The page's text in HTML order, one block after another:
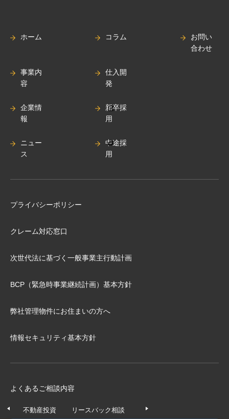
ホーム
事業内
容
企業情
報
ニュー
ス
コラム
仕入開
発
新卒採
用
中途採
用
お問い
合わせ
プライバシーポリシー
クレーム対応窓口
次世代法に基づく⼀般事業主⾏動計画
BCP（緊急時事業継続計画）基本⽅針
弊社管理物件にお住まいの⽅へ
情報セキュリティ基本方針
よくあるご相談内容
不動産投資 リースバック相談